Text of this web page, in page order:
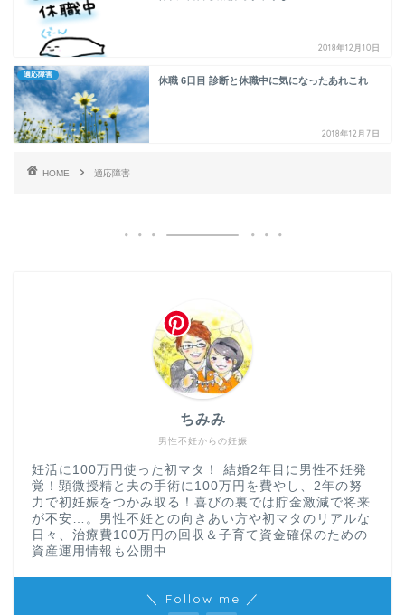
2018年12月10日
適応障害
休職 6日目 診断と休職中に気になったあれこれ
2018年12月7日
HOME 適応障害
男性不妊からの妊娠
ちみみ
妊活に100万円使った初マタ！ 結婚2年目に男性不妊発
覚！顕微授精と夫の手術に100万円を費やし、2年の努
力で初妊娠をつかみ取る！喜びの裏では貯金激減で将来
が不安…。男性不妊との向きあい方や初マタのリアルな
日々、治療費100万円の回収＆子育て資金確保のための
資産運用情報も公開中
＼ Follow me ／